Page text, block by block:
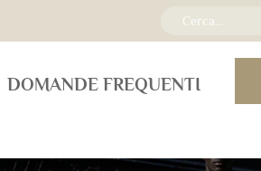
DOMANDE FREQUENTI